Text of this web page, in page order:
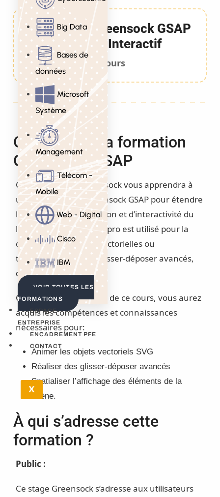
Big Data
Bases de
données
Microsoft
Système
Management
Télécom -
Mobile
Web - Digital
Cisco
IBM
VOIR TOUTES LES
FORMATIONS
ESPACE
ENTREPRISE
ENCADREMENT PFE
CONTACT
X
Formation Greensock GSAP
: Design Interactif
5 Jours
Objectifs de la formation
Greensock GSAP
Cette formation Greensock vous apprendra à
utiliser la librairie Greensock GSAP pour étendre
les propriétés d’animation et d’interactivité du
logiciel Hype Pro. Hype pro est utilisé pour la
création d’animation vectorielles ou
typographiques, des glisser-déposer avancés,
du flat 3D.
Concrètement, à l’issue de ce cours, vous aurez
acquis les compétences et connaissances
nécessaires pour:
Animer les objets vectoriels SVG
Réaliser des glisser-déposer avancés
Spatialiser l’affichage des éléments de la
scène.
À qui s’adresse cette
formation ?
Public :
Ce stage Greensock s’adresse aux utilisateurs